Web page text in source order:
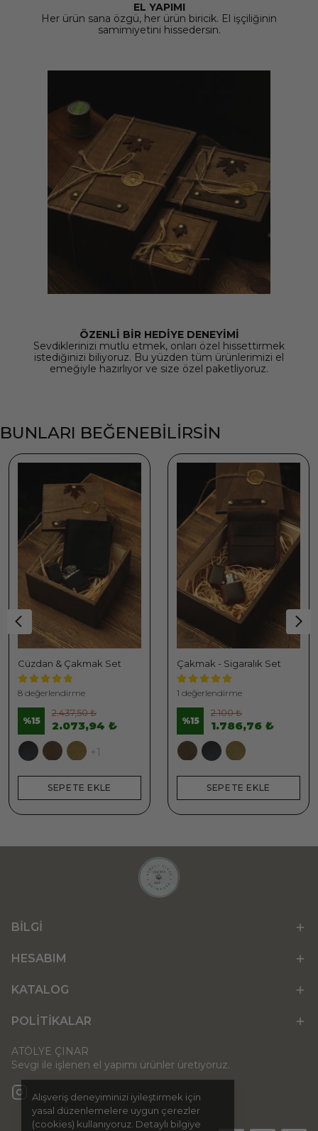
Alışveriş deneyiminizi iyileştirmek için
yasal düzenlemelere uygun çerezler
(cookies) kullanıyoruz. Detaylı bilgiye
EL YAPIMI
Her ürün sana özgü, her ürün biricik. El işçiliğinin
samimiyetini hissedersin.
ÖZENLİ BİR HEDİYE DENEYİMİ
Sevdiklerinizi mutlu etmek, onları özel hissettirmek
istediğinizi biliyoruz. Bu yüzden tüm ürünlerimizi el
emeğiyle hazırlıyor ve size özel paketliyoruz.
BUNLARI BEĞENEBİLİRSİN
Cüzdan & Çakmak Set
8 değerlendirme
%15
2.437,50 ₺
2.073,94 ₺
+1
SEPETE EKLE
Çakmak - Sigaralık Set
1 değerlendirme
%15
2.100 ₺
1.786,76 ₺
SEPETE EKLE
BİLGİ
HESABIM
KATALOG
POLİTİKALAR
ATÖLYE ÇINAR
Sevgi ile işlenen el yapımı ürünler üretiyoruz.